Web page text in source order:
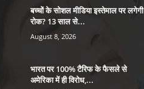
बच्चों के सोशल मीडिया इस्तेमाल पर लगेगी
रोक? 13 साल से...
August 8, 2026
भारत पर 100% टैरिफ के फैसले से
अमेरिका में ही विरोध,...